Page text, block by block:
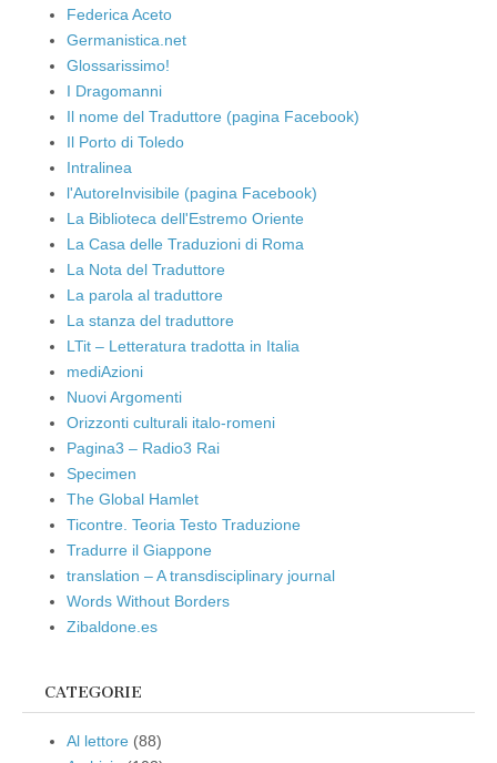
Federica Aceto
Germanistica.net
Glossarissimo!
I Dragomanni
Il nome del Traduttore (pagina Facebook)
Il Porto di Toledo
Intralinea
l'AutoreInvisibile (pagina Facebook)
La Biblioteca dell'Estremo Oriente
La Casa delle Traduzioni di Roma
La Nota del Traduttore
La parola al traduttore
La stanza del traduttore
LTit – Letteratura tradotta in Italia
mediAzioni
Nuovi Argomenti
Orizzonti culturali italo-romeni
Pagina3 – Radio3 Rai
Specimen
The Global Hamlet
Ticontre. Teoria Testo Traduzione
Tradurre il Giappone
translation – A transdisciplinary journal
Words Without Borders
Zibaldone.es
CATEGORIE
Al lettore (88)